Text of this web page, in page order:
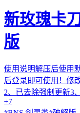
新玫瑰卡
版
使用说明解压后使用
后登录即可使用！修
2、已去除强制更新3
+7